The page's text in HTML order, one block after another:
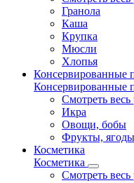
Гранола
Каша
Крупка
Мюсли
Хлопья
Консервированные
Консервированные
Смотреть весь
Икра
Овощи, бобы
Фрукты, ягоды
Косметика
Косметика
Смотреть весь